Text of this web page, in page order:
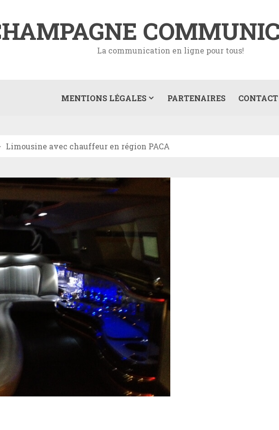
La communication en ligne pour tous!
MENTIONS LÉGALES PARTENAIRES CONTACT
Limousine avec chauffeur en région PACA